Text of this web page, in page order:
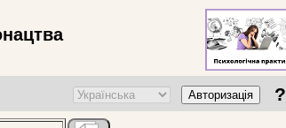
Авторизація ?